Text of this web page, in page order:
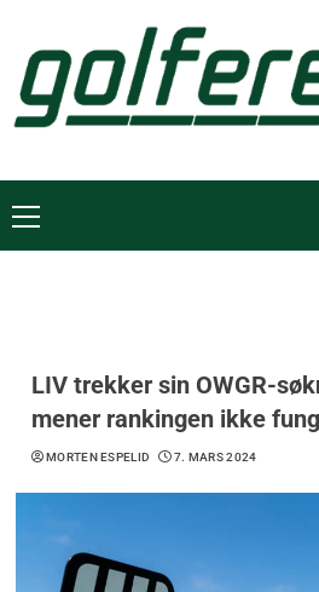
LIV trekker sin OWGR-
mener rankingen ikke
MORTEN ESPELID 7. MARS 2024